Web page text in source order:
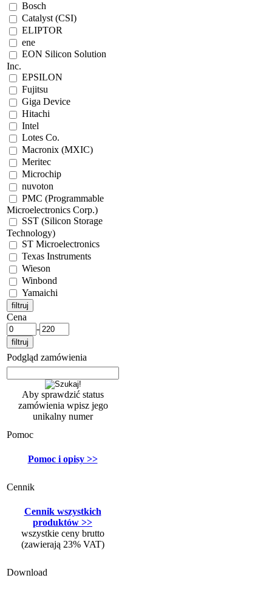
Bosch
Catalyst (CSI)
ELIPTOR
ene
EON Silicon Solution
Inc.
EPSILON
Fujitsu
Giga Device
Hitachi
Intel
Lotes Co.
Macronix (MXIC)
Meritec
Microchip
nuvoton
PMC (Programmable
Microelectronics Corp.)
SST (Silicon Storage
Technology)
ST Microelectronics
Texas Instruments
Wieson
Winbond
Yamaichi
Cena
-
Podgląd zamówienia
Aby sprawdzić status
zamówienia wpisz jego
unikalny numer
Pomoc
Pomoc i opisy >>
Cennik
Cennik wszystkich
produktów >>
wszystkie ceny brutto
(zawierają 23% VAT)
Download